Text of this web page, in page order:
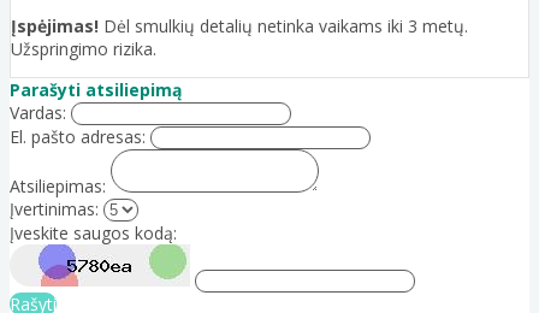
Įspėjimas! Dėl smulkių detalių netinka vaikams iki 3 metų.
Užspringimo rizika.
Parašyti atsiliepimą
Vardas:
El. pašto adresas:
Atsiliepimas:
Įvertinimas:
Įveskite saugos kodą:
Rašyti